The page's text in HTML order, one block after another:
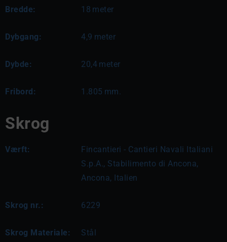
Bredde: 18 meter
Dybgang: 4,9 meter
Dybde: 20,4 meter
Fribord: 1.805 mm.
Skrog
Værft:
Fincantieri - Cantieri Navali Italiani
S.p.A., Stabilimento di Ancona,
Ancona, Italien
Skrog nr.: 6229
Skrog Materiale: Stål